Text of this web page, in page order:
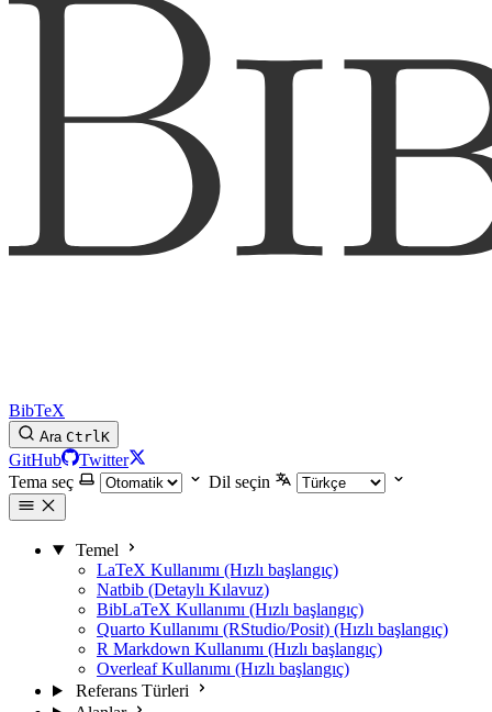
BibTeX
Ara CtrlK
GitHub
Twitter
Tema seç
Dil seçin
Temel
LaTeX Kullanımı (Hızlı başlangıç)
Natbib (Detaylı Kılavuz)
BibLaTeX Kullanımı (Hızlı başlangıç)
Quarto Kullanımı (RStudio/Posit) (Hızlı başlangıç)
R Markdown Kullanımı (Hızlı başlangıç)
Overleaf Kullanımı (Hızlı başlangıç)
Referans Türleri